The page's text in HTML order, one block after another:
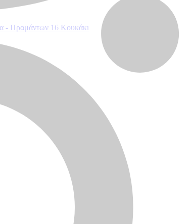
- Πραμάντων 16 Κουκάκι